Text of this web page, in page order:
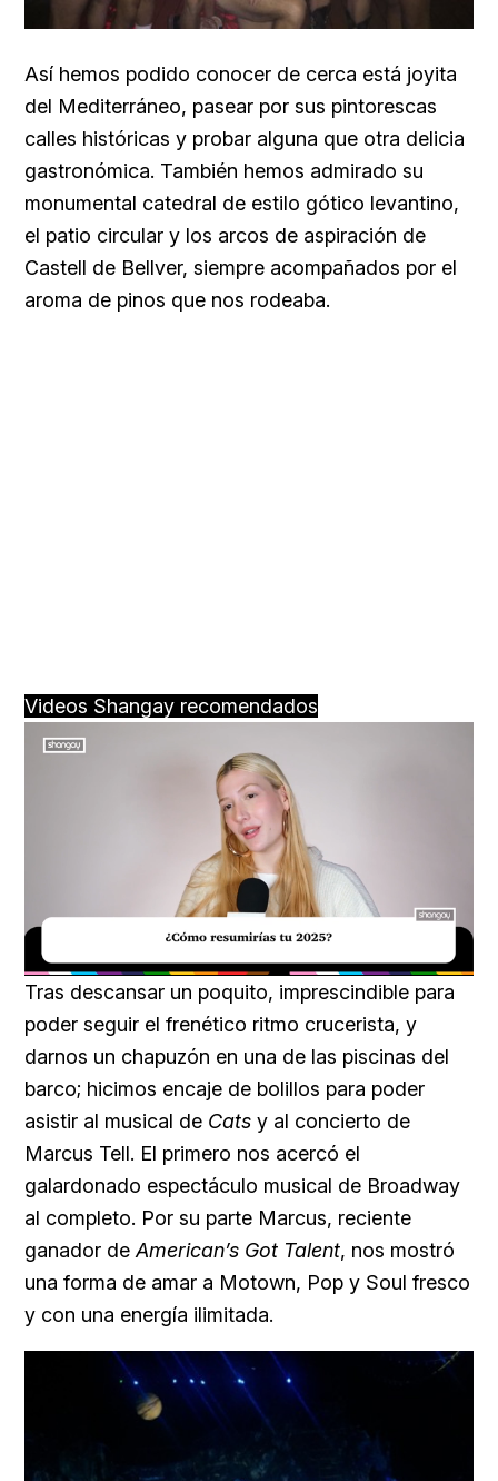
Así hemos podido conocer de cerca está joyita
del Mediterráneo, pasear por sus pintorescas
calles históricas y probar alguna que otra delicia
gastronómica. También hemos admirado su
monumental catedral de estilo gótico levantino,
el patio circular y los arcos de aspiración de
Castell de Bellver, siempre acompañados por el
aroma de pinos que nos rodeaba.
Videos Shangay recomendados
Unmute Loaded:
37.10%
Tras descansar un poquito, imprescindible para
poder seguir el frenético ritmo crucerista, y
darnos un chapuzón en una de las piscinas del
barco; hicimos encaje de bolillos para poder
asistir al musical de Cats y al concierto de
Marcus Tell. El primero nos acercó el
galardonado espectáculo musical de Broadway
al completo. Por su parte Marcus, reciente
ganador de American’s Got Talent, nos mostró
una forma de amar a Motown, Pop y Soul fresco
y con una energía ilimitada.